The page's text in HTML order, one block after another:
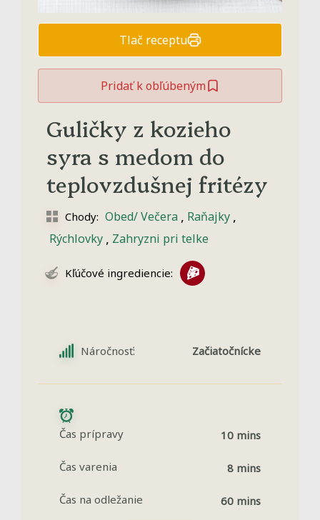
Tlač receptu
Pridať k obľúbeným
Guličky z kozieho
syra s medom do
teplovzdušnej fritézy
Chody: Obed/ Večera , Raňajky ,
Rýchlovky , Zahryzni pri telke
Kľúčové ingrediencie:
Náročnosť: Začiatočnícke
Čas prípravy 10 mins
Čas varenia 8 mins
Čas na odležanie 60 mins